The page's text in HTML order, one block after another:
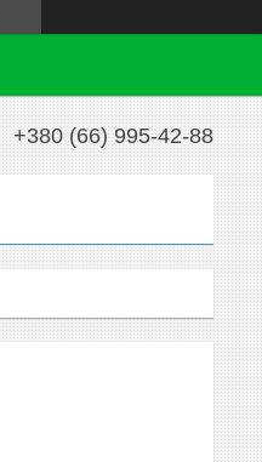
+380 (66) 995-42-88